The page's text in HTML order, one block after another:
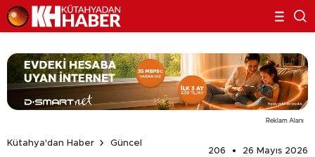
Reklam Alanı
Kütahya'dan Haber
Güncel
206
26 Mayıs 2026